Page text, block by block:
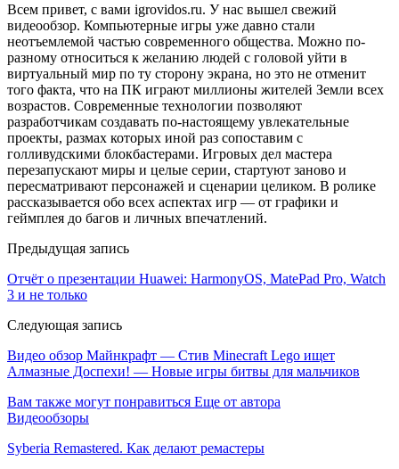
Всем привет, с вами igrovidos.ru. У нас вышел свежий
видеообзор. Компьютерные игры уже давно стали
неотъемлемой частью современного общества. Можно по-
разному относиться к желанию людей с головой уйти в
виртуальный мир по ту сторону экрана, но это не отменит
того факта, что на ПК играют миллионы жителей Земли всех
возрастов. Современные технологии позволяют
разработчикам создавать по-настоящему увлекательные
проекты, размах которых иной раз сопоставим с
голливудскими блокбастерами. Игровых дел мастера
перезапускают миры и целые серии, стартуют заново и
пересматривают персонажей и сценарии целиком. В ролике
рассказывается обо всех аспектах игр — от графики и
геймплея до багов и личных впечатлений.
Предыдущая запись
Отчёт о презентации Huawei: HarmonyOS, MatePad Pro, Watch
3 и не только
Следующая запись
Видео обзор Майнкрафт — Стив Minecraft Lego ищет
Алмазные Доспехи! — Новые игры битвы для мальчиков
Вам также могут понравиться Еще от автора
Видеообзоры
Syberia Remastered. Как делают ремастеры